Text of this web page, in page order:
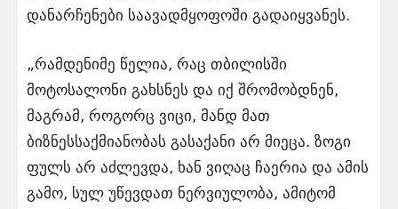
დანარჩენები საავადმყოფოში გადაიყვანეს.
„რამდენიმე წელია, რაც თბილისში
მოტოსალონი გახსნეს და იქ შრომობდნენ,
მაგრამ, როგორც ვიცი, მანდ მათ
ბიზნესსაქმიანობას გასაქანი არ მიეცა. ზოგი
ფულს არ აძლევდა, ხან ვიღაც ჩაერია და ამის
გამო, სულ უწევდათ ნერვიულობა, ამიტომ